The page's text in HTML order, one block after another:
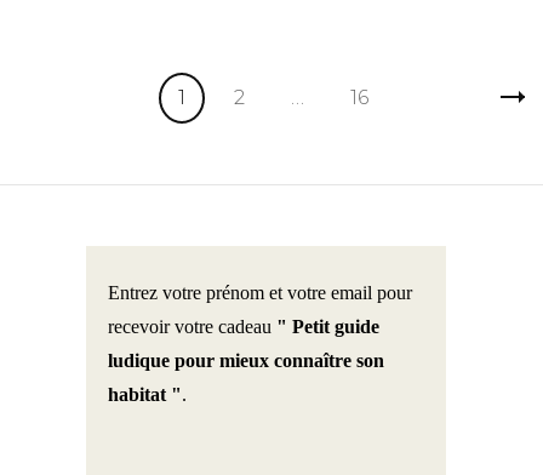
PaginationPage
1 Page
2 Page
16
Entrez votre prénom et votre email pour
recevoir votre cadeau " Petit guide
ludique pour mieux connaître son
habitat ".